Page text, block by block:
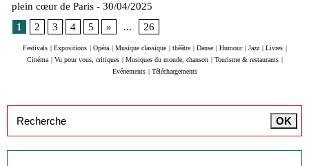
plein cœur de Paris - 30/04/2025
1
2 3 4 5 » ... 26
Festivals | Expositions | Opéra | Musique classique | théâtre | Danse | Humour | Jazz | Livres |
Cinéma | Vu pour vous, critiques | Musiques du monde, chanson | Tourisme & restaurants |
Evénements | Téléchargements